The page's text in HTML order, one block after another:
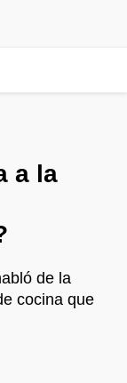
a la
de la
cocina que